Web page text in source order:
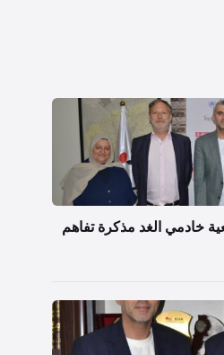
خادمي الغد مذكرة تفاهم